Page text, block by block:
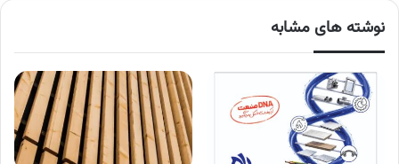
نوشته های مشابه